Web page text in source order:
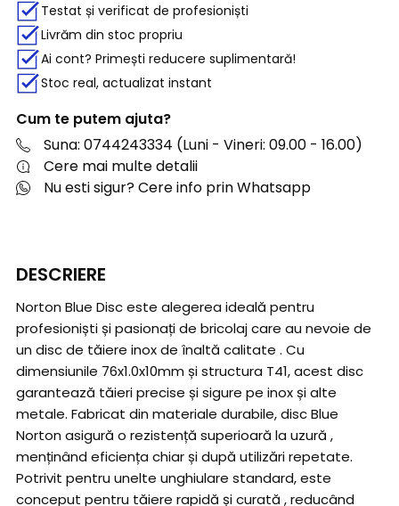
Testat și verificat de profesioniști
Livrăm din stoc propriu
Ai cont? Primești reducere suplimentară!
Stoc real, actualizat instant
Cum te putem ajuta?
Suna: 0744243334 (Luni - Vineri: 09.00 - 16.00)
Cere mai multe detalii
Nu esti sigur? Cere info prin Whatsapp
DESCRIERE
Norton Blue Disc este alegerea ideală pentru
profesioniști și pasionați de bricolaj care au nevoie de
un disc de tăiere inox de înaltă calitate . Cu
dimensiunile 76x1.0x10mm și structura T41, acest disc
garantează tăieri precise și sigure pe inox și alte
metale. Fabricat din materiale durabile, disc Blue
Norton asigură o rezistență superioară la uzură ,
menținând eficiența chiar și după utilizări repetate.
Potrivit pentru unelte unghiulare standard, este
conceput pentru tăiere rapidă și curată , reducând